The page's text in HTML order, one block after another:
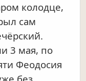
колодце,
сам
3 мая, по
Феодосия